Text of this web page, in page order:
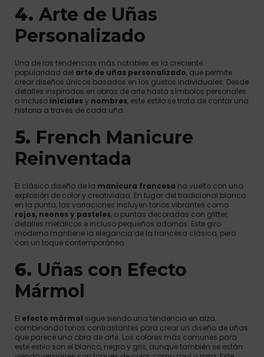
4. Arte de Uñas
Personalizado
Una de las tendencias más notables es la creciente
popularidad del arte de uñas personalizado, que permite
crear diseños únicos basados en los gustos individuales. Desde
detalles inspirados en obras de arte hasta símbolos personales
o incluso inicialesy nombres, este estilo se trata de contar una
historia a través de cada uña.
5. French Manicure
Reinventada
El clásico diseño de la manicura francesa ha vuelto con una
explosión de color y creatividad. En lugar del tradicional blanco
en la punta, las variaciones incluyen tonos vibrantes como
rojos, neones y pasteles, o puntas decoradas con glitter,
detalles metálicos e incluso pequeños adornos. Este giro
moderno mantiene la elegancia de la francesa clásica, pero
con un toque contemporáneo.
6. Uñas con Efecto
Mármol
El efecto mármol sigue siendo una tendencia en alza,
combinando tonos contrastantes para crear un diseño de uñas
que parece una obra de arte. Los colores más comunes para
este estilo son el blanco, negro y gris, aunque también se están